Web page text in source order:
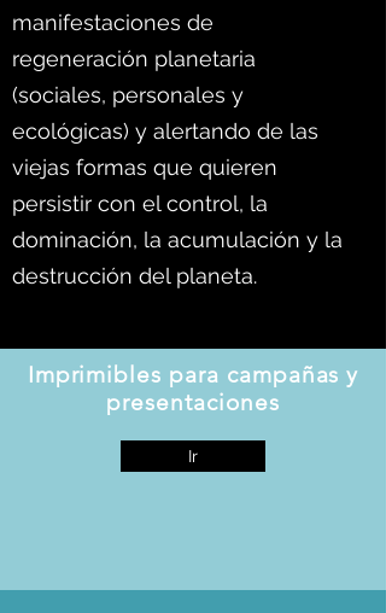
manifestaciones de
regeneración planetaria
(sociales, personales y
ecológicas) y alertando de las
viejas formas que quieren
persistir con el control, la
dominación, la acumulación y la
destrucción del planeta.
Imprimibles para campañas y
presentaciones
Ir